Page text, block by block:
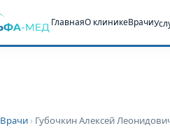
ГлавнаяО клиникеВрачи
Врачи › Губочкин Алексей